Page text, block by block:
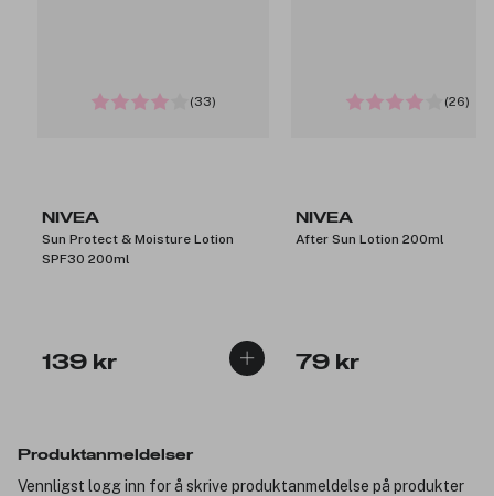
(33)
NIVEA
Sun Protect & Moisture Lotion
SPF30 200ml
139 kr
(26)
NIVEA
After Sun Lotion 200ml
79 kr
Produktanmeldelser
Vennligst logg inn for å skrive produktanmeldelse på produkter